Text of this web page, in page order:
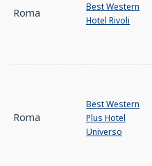
Roma
Best Western
Hotel Rivoli
Roma
Best Western
Plus Hotel
Universo